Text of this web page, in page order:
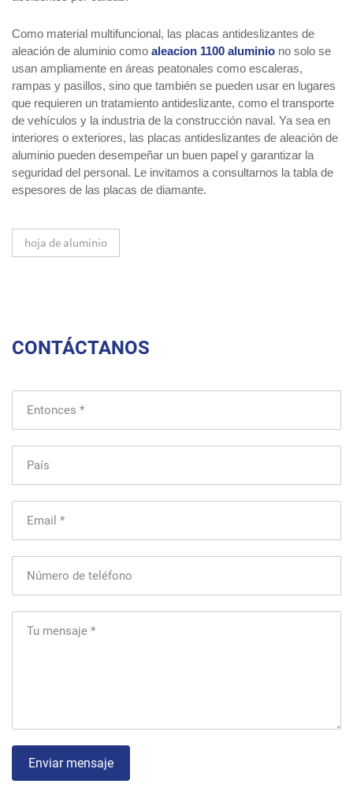
Como material multifuncional, las placas antideslizantes de
aleación de aluminio como aleacion 1100 aluminio no solo se
usan ampliamente en áreas peatonales como escaleras,
rampas y pasillos, sino que también se pueden usar en lugares
que requieren un tratamiento antideslizante, como el transporte
de vehículos y la industria de la construcción naval. Ya sea en
interiores o exteriores, las placas antideslizantes de aleación de
aluminio pueden desempeñar un buen papel y garantizar la
seguridad del personal. Le invitamos a consultarnos la tabla de
espesores de las placas de diamante.
hoja de aluminio
CONTÁCTANOS
Enviar mensaje